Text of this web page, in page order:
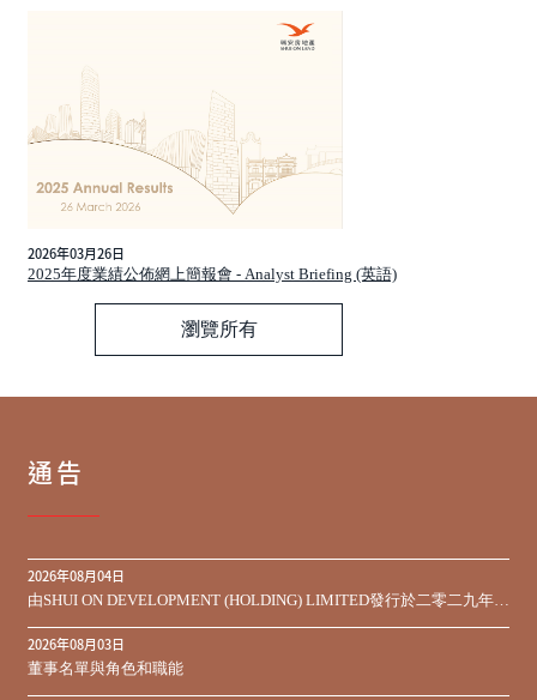
2026年03月26日
2025年度業績公佈網上簡報會 - Analyst Briefing (英語)
瀏覽所有
通告
2026年08月04日
由SHUI ON DEVELOPMENT (HOLDING) LIMITED發行於二零二九年到
期之450,000,000美元9.75%優先票據之同意徵求於屆滿期限前收到的
同意結果
2026年08月03日
董事名單與角色和職能